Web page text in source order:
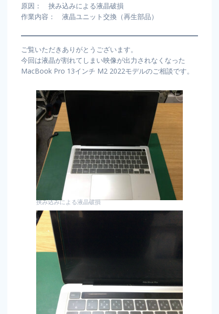
原因： 挟み込みによる液晶破損
作業内容： 液晶ユニット交換（再生部品）
ご覧いただきありがとうございます。
今回は液晶が割れてしまい映像が出力されなくなった
MacBook Pro 13インチ M2 2022モデルのご相談です。
挟み込みによる液晶破損